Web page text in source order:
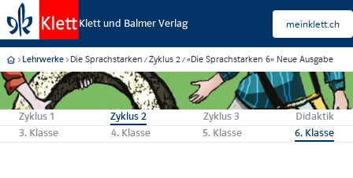
Klett und Balmer Verlag meinklett.ch
Lehrwerke Die Sprachstarken Zyklus 2 «Die Sprachstarken 6» Neue Ausgabe
Zyklus 1 Zyklus 2 Zyklus 3
Didaktik
3. Klasse
4. Klasse 5. Klasse 6. Klasse